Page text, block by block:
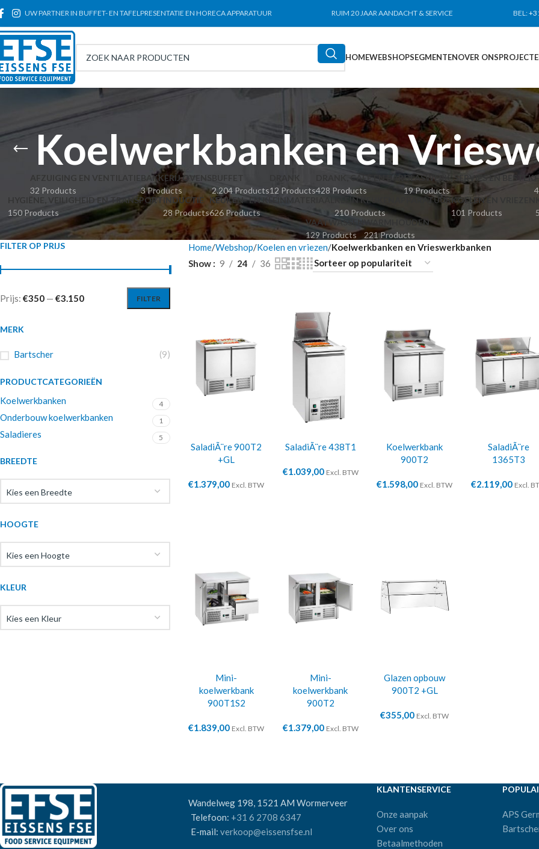
UW PARTNER IN BUFFET- EN TAFELPRESENTATIE EN HORECA APPARATUUR RUIM 20 JAAR AANDACHT & SERVICE BEL:
HOMEWEBSHOPSEGMENTENOVER ONS
Koelwerkbanken en
AFZUIGING EN VENTILATIE
32 Products
BAKKERIJ OVENS
3 Products
BUFFET
2.204 Products12 Products
DRANK, CAFÉ EN BAR
428 Products
GLASWERK, SERVIES EN BESTEK
19 Products
HYGIËNE, VEILIGHEID EN TRANSPORT
150 Products
INDUCTIE
28 Products
KEUKEN- EN KLEINMATERIAAL
626 Products
KLEIN KEUKENAPPARATUUR
210 Products
KOELEN EN VRIEZEN
101 Products
VAATWASSEN
129 Products
WARMHOUDEN
221 Products
FILTER OP PRIJS
FILTER
Prijs: €350 — €3.150
MERK
Bartscher (9)
PRODUCTCATEGORIEËN
Koelwerkbanken 4
Onderbouw koelwerkbanken 1
Saladieres 5
BREEDTE
Kies een Breedte
HOOGTE
Kies een Hoogte
KLEUR
Kies een Kleur
Home Webshop Koelen en vriezen Koelwerkbanken en Vrieswerkbanken
Show
9 24 36
SaladiÃ¨re 900T2
+GL
€1.379,00 Excl. BTW
SaladiÃ¨re 438T1
€1.039,00 Excl. BTW
Koelwerkbank
900T2
€1.598,00 Excl. BTW
SaladiÃ¨re
1365T3
€2.119,00 Excl.
Mini-
koelwerkbank
900T1S2
€1.839,00 Excl. BTW
Mini-
koelwerkbank
900T2
€1.379,00 Excl. BTW
Glazen opbouw
900T2 +GL
€355,00 Excl. BTW
Wandelweg 198, 1521 AM Wormerveer
Telefoon: +31 6 2708 6347
E-mail: verkoop@eissensfse.nl
KLANTENSERVICE
Onze aanpak
Over ons
Betaalmethoden
APS